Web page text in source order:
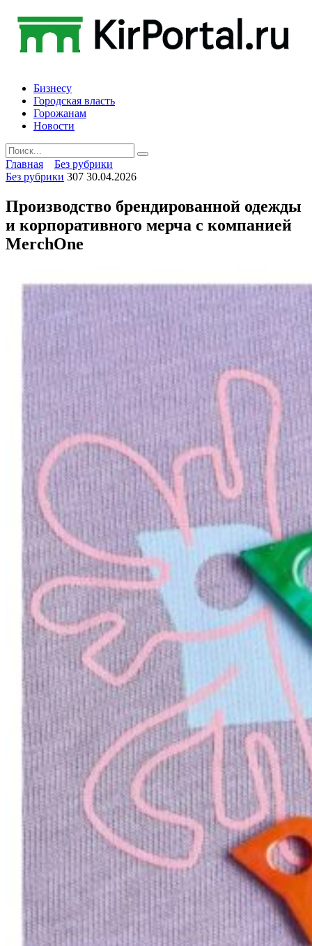
content
Бизнесу
Городская власть
Горожанам
Новости
Search
for:
Главная
Без рубрики
Без рубрики 307 30.04.2026
Производство брендированной одежды
и корпоративного мерча с компанией
MerchOne